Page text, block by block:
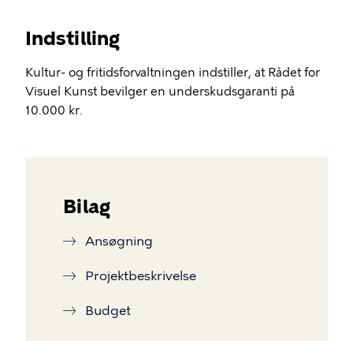
Indstilling
Kultur- og fritidsforvaltningen indstiller, at Rådet for
Visuel Kunst bevilger en underskudsgaranti på
10.000 kr.
Bilag
Ansøgning
Projektbeskrivelse
Budget